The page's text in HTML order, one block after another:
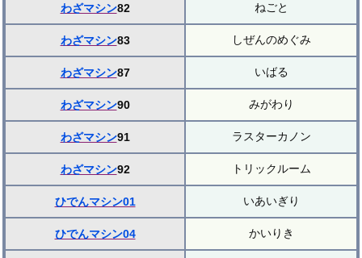
わざマシン82 ねごと
わざマシン83 しぜんのめぐみ
わざマシン87 いばる
わざマシン90 みがわり
わざマシン91 ラスターカノン
わざマシン92 トリックルーム
ひでんマシン01 いあいぎり
ひでんマシン04 かいりき